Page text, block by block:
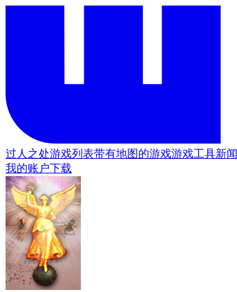
过人之处游戏列表带有地图的游戏游戏工具新闻
我的账户下载